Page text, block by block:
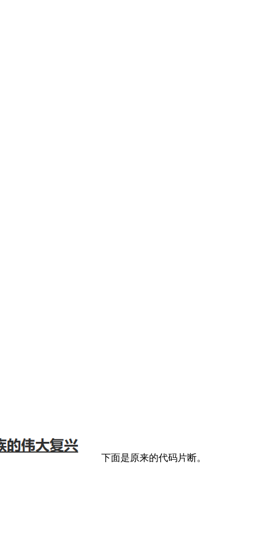
下面是原来的代码片断。